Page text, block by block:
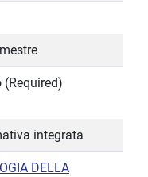
integrata
DELLA